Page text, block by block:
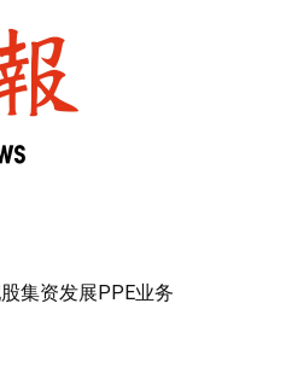
集资发展PPE业务